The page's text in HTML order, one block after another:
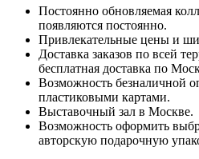
Постоянно обновляемая
появляются постоянно.
Привлекательные цены и
Доставка заказов по всей
бесплатная доставка по
Возможность безналичной
пластиковыми картами.
Выставочный зал в Москве.
Возможность оформить
авторскую подарочную